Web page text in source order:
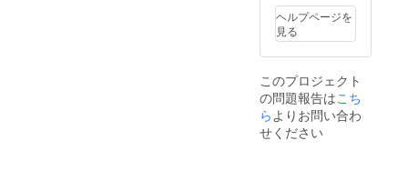
い続け
ること
でツヤ
やかな
きま
す。
おいを
与え、
ダメー
ジを補
がら
キュー
ティク
ルを整
えるト
トはダ
メージ
した髪
を超音
り内部
から
しっか
り補修
し、，
ヘルプページを
見る
このプロジェクト
の問題報告はこち
ら よりお問い合わ
せください